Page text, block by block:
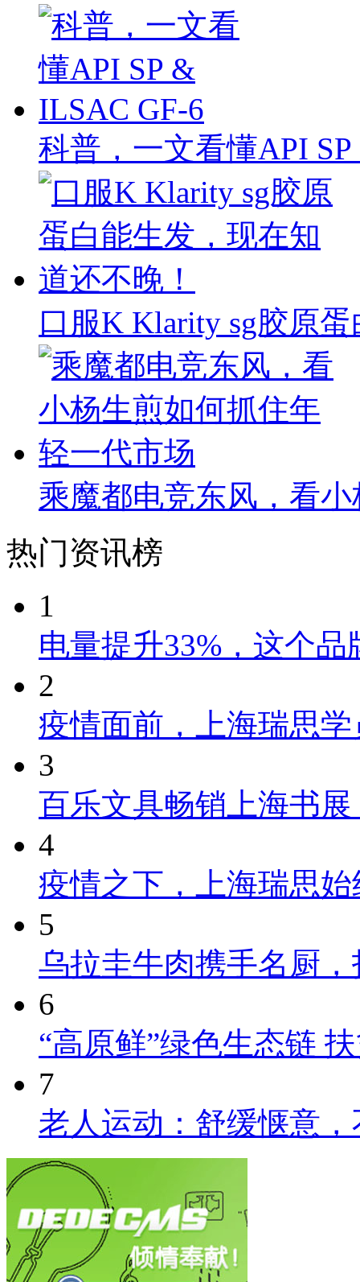
科普，一文看懂API
口服K Klarity sg胶原
乘魔都电竞东风，看
热门资讯榜
1
电量提升33%，这个
2
疫情面前，上海瑞思
3
百乐文具畅销上海书
4
疫情之下，上海瑞思
5
乌拉圭牛肉携手名厨
6
“高原鲜”绿色生态链
7
老人运动：舒缓惬意